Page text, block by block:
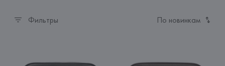
Фильтры По новинкам